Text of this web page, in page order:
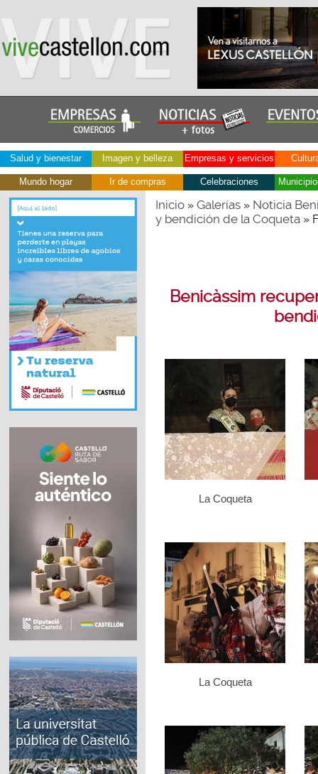
Salud y bienestar Imagen y belleza Empresas y servicios
Mundo hogar Ir de compras Celebraciones
Inicio» Galerías» Noticia
y bendición de la Coqueta»
Benicàssim
La Coqueta
La Coqueta